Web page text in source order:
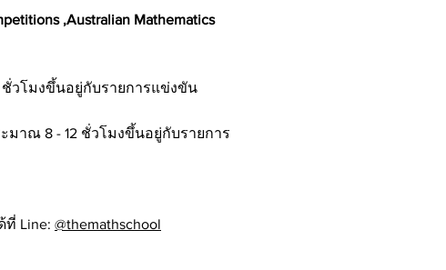
,Australian Mathematics
ชั่วโมงขึ้นอยู่กับรายการแข่งขัน
มาณ 8 - 12 ชั่วโมงขึ้นอยู่กับรายการ
ที่ Line: @themathschool